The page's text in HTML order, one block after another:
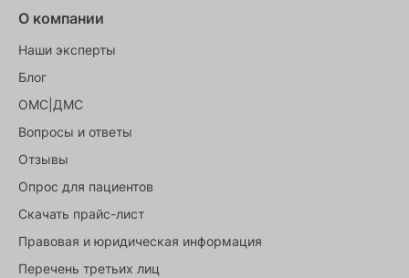
О компании
Наши эксперты
Блог
ОМС|ДМС
Вопросы и ответы
Отзывы
Опрос для пациентов
Скачать прайс-лист
Правовая и юридическая информация
Перечень третьих лиц